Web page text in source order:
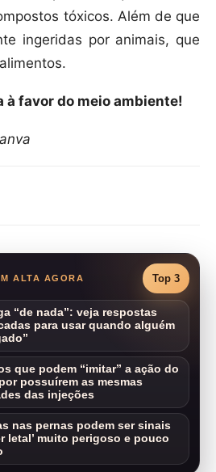
tóxicos. Além de que
ingeridas por animais, que
favor do meio ambiente!
ALTA AGORA Top 3
“de nada”: veja respostas
para usar quando alguém
que podem “imitar” a ação do
possuírem as mesmas
das injeções
nas pernas podem ser sinais
letal’ muito perigoso e pouco